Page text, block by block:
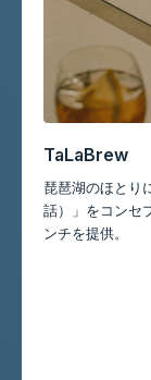
記事一覧
TaLaBrew
琵琶湖のほとり
話）」をコンセ
ンチを提供。